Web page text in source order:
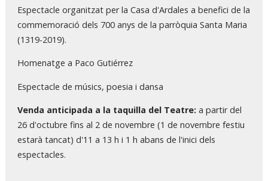
Espectacle organitzat per la Casa d'Ardales a benefici de la
commemoració dels 700 anys de la parròquia Santa Maria
(1319-2019).
Homenatge a Paco Gutiérrez
Espectacle de músics, poesia i dansa
Venda anticipada a la taquilla del Teatre: a partir del
26 d'octubre fins al 2 de novembre (1 de novembre festiu
estarà tancat) d'11 a 13 h i 1 h abans de l'inici dels
espectacles.